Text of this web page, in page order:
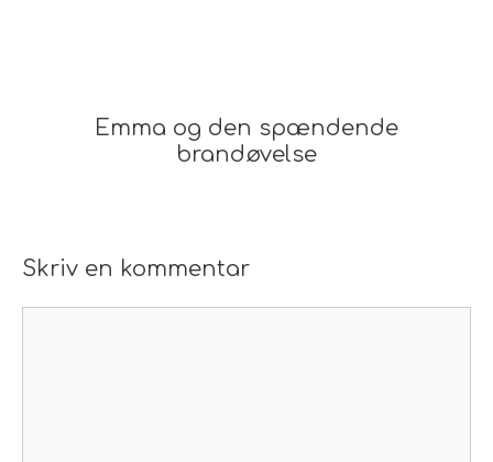
Emma og den spændende
brandøvelse
Skriv en kommentar